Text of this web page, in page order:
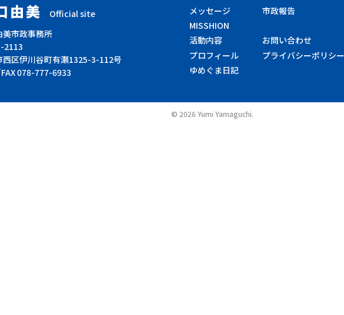
由美
Official site
美市政事務所
2113
西区伊川谷町有瀬1325-3-112号
078-777-6933
メッセージ
MISSHION
活動内容
プロフィール
ゆめぐま日記
市政報告
お問い合わせ
プライバシーポリシ
© 2026 Yumi Yamaguchi.